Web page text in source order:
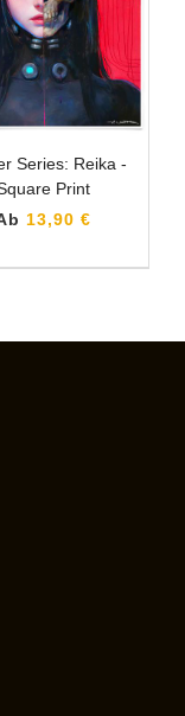
Series: Reika -
Print
13,90 €